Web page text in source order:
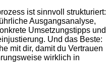
ist sinnvoll strukturiert:
Ausgangsanalyse,
Umsetzungstipps und
Und das Beste:
mit dir, damit du Vertrauen
wirklich in